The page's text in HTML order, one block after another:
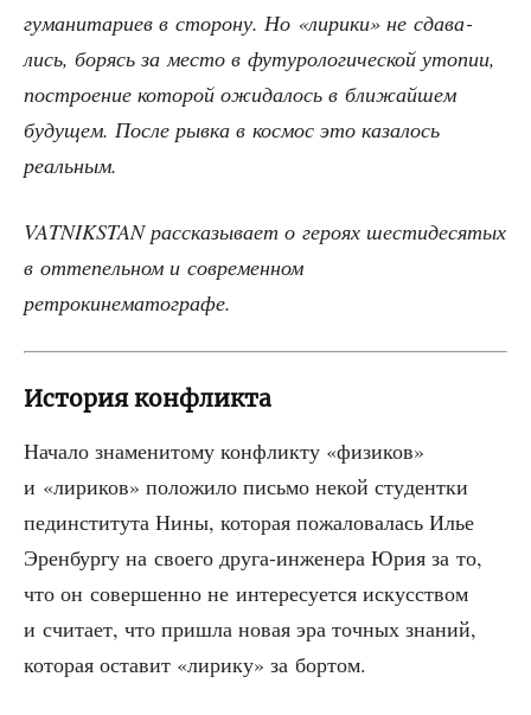
гума­ни­та­ри­ев в сто­ро­ну. Но «лири­ки» не сда­ва­
лись, борясь за место в футу­ро­ло­ги­че­ской уто­пии,
постро­е­ние кото­рой ожи­да­лось в бли­жай­шем
буду­щем. После рыв­ка в кос­мос это каза­лось
реальным.
VATNIKSTAN рас­ска­зы­ва­ет о геро­ях шести­де­ся­тых
в отте­пель­ном и совре­мен­ном
ретрокинематографе.
История конфликта
Нача­ло зна­ме­ни­то­му кон­флик­ту «физи­ков»
и «лири­ков» поло­жи­ло пись­мо некой сту­дент­ки
пед­ин­сти­ту­та Нины, кото­рая пожа­ло­ва­лась Илье
Эрен­бур­гу на сво­е­го дру­га-инже­не­ра Юрия за то,
что он совер­шен­но не инте­ре­су­ет­ся искус­ством
и счи­та­ет, что при­шла новая эра точ­ных зна­ний,
кото­рая оста­вит «лири­ку» за бортом.